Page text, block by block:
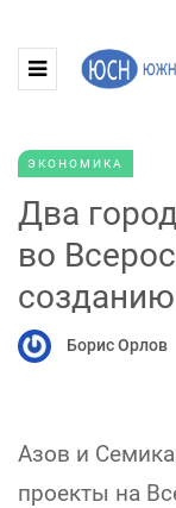
ЭКОНОМИКА
Два
во
Борис Орлов
Азов и
проекты на